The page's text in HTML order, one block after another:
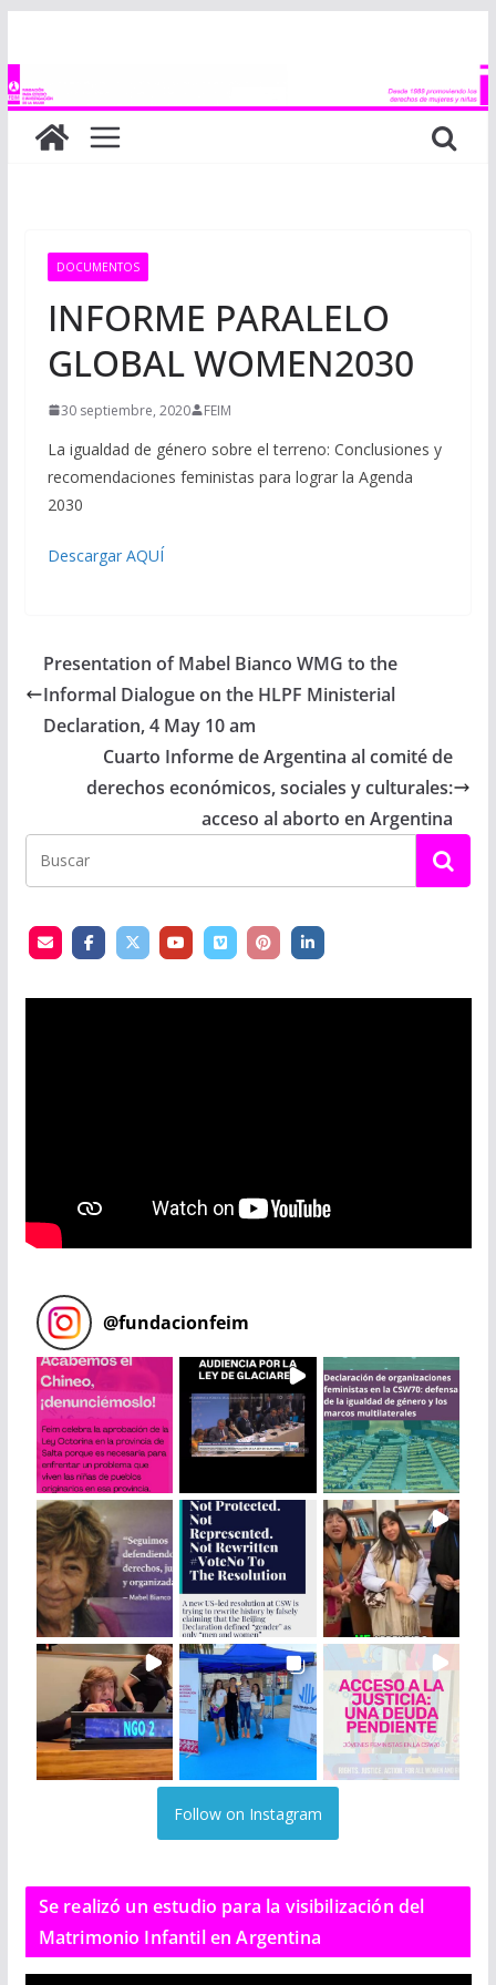
contenido
DOCUMENTOS
INFORME PARALELO
GLOBAL WOMEN2030
30 septiembre, 2020 FEIM
La igualdad de género sobre el terreno: Conclusiones y
recomendaciones feministas para lograr la Agenda
2030
Descargar AQUÍ
Presentation of Mabel Bianco WMG to the
Informal Dialogue on the HLPF Ministerial
Declaration, 4 May 10 am
Cuarto Informe de Argentina al comité de
derechos económicos, sociales y culturales:
acceso al aborto en Argentina
@fundacionfeim
Follow on Instagram
Se realizó un estudio para la visibilización del
Matrimonio Infantil en Argentina